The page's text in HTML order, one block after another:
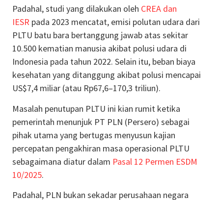
Padahal, studi yang dilakukan oleh CREA dan
IESR pada 2023 mencatat, emisi polutan udara dari
PLTU batu bara bertanggung jawab atas sekitar
10.500 kematian manusia akibat polusi udara di
Indonesia pada tahun 2022. Selain itu, beban biaya
kesehatan yang ditanggung akibat polusi mencapai
US$7,4 miliar (atau Rp67,6–170,3 triliun).
Masalah penutupan PLTU ini kian rumit ketika
pemerintah menunjuk PT PLN (Persero) sebagai
pihak utama yang bertugas menyusun kajian
percepatan pengakhiran masa operasional PLTU
sebagaimana diatur dalam Pasal 12 Permen ESDM
10/2025.
Padahal, PLN bukan sekadar perusahaan negara